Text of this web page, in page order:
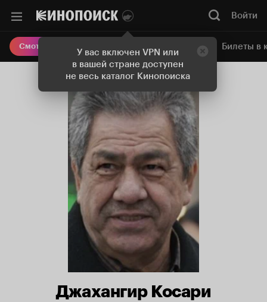
У вас включен VPN или
в вашей стране доступен
не весь каталог Кинопоиска
Войти
Смотреть кино Онлайн-кинотеатр Билеты в
Джахангир Косари